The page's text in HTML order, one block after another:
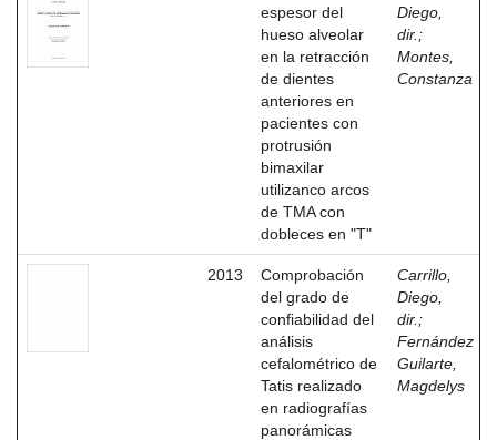
espesor del
hueso alveolar
en la retracción
de dientes
anteriores en
pacientes con
protrusión
bimaxilar
utilizanco arcos
de TMA con
dobleces en "T"
Diego,
dir. ;
Montes,
Constanza
2013
Comprobación
del grado de
confiabilidad del
análisis
cefalométrico de
Tatis realizado
en radiografías
panorámicas
Carrillo,
Diego,
dir. ;
Fernández
Guilarte,
Magdelys